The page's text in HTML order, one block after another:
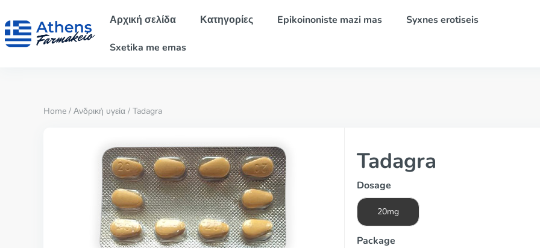
Αρχική σελίδα Κατηγορίες Epikoinoniste mazi mas Syxnes erotiseis
Sxetika me emas
Home / Ανδρική υγεία / Tadagra
Tadagra
Dosage
20mg
Package